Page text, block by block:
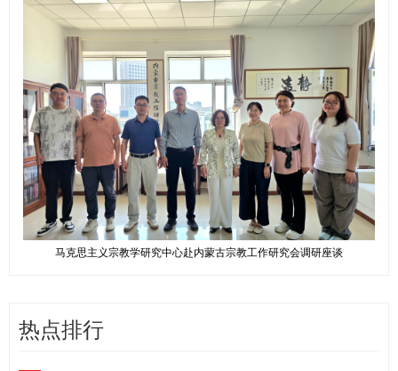
马克思主义宗教学研究中心赴内蒙古宗教工作研究会调研座谈
热点排行